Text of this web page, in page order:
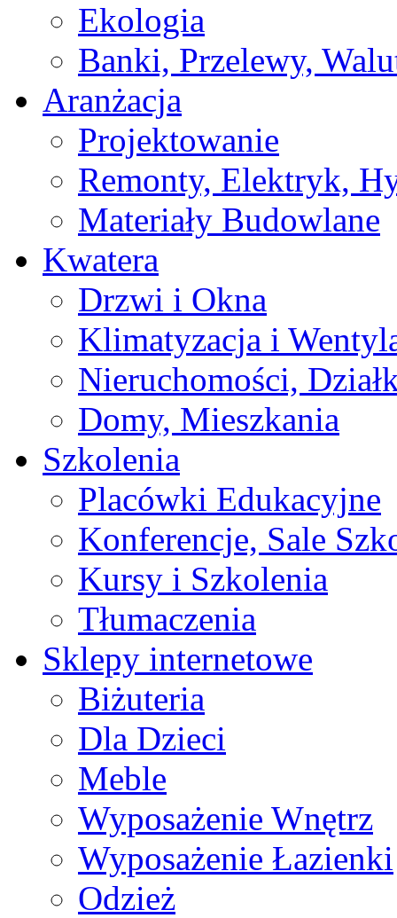
Ekologia
Banki, Przelewy,
Aranżacja
Projektowanie
Remonty, Elektryk,
Materiały Budowlane
Kwatera
Drzwi i Okna
Klimatyzacja i
Nieruchomości,
Domy, Mieszkania
Szkolenia
Placówki Edukacyjne
Konferencje, Sale
Kursy i Szkolenia
Tłumaczenia
Sklepy internetowe
Biżuteria
Dla Dzieci
Meble
Wyposażenie Wnętrz
Wyposażenie Łazienki
Odzież